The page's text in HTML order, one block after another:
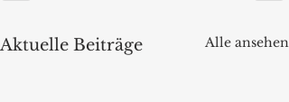
Aktuelle Beiträge Alle ansehen